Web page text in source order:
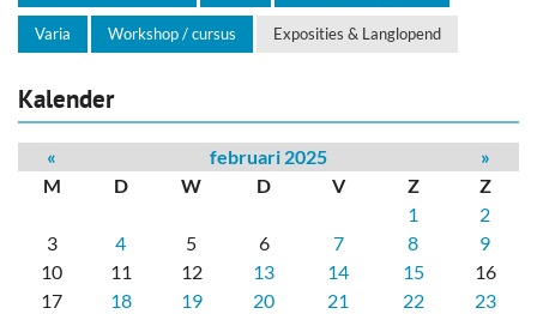
Varia Workshop / cursus Exposities & Langlopend
Kalender
« februari 2025
»
M
D W D V Z
Z
1
2
3
4 5 6 7 8
9
10
11 12 13 14 15
16
17
18 19 20 21 22
23